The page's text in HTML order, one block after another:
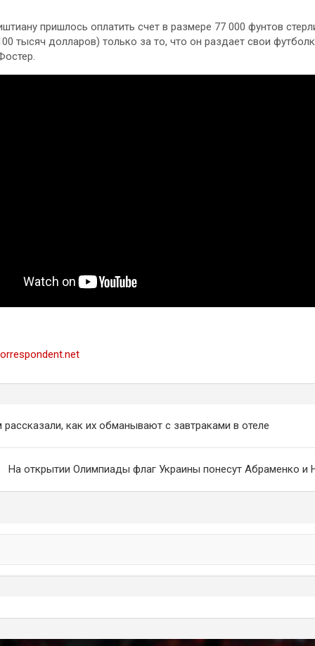
пришлось оплатить счет в размере 77 000 фунтов
тысяч долларов) только за то, что он раздает свои
рассказали, как их обманывают с завтраками в отеле
На открытии Олимпиады флаг Украины понесут Абраменко и